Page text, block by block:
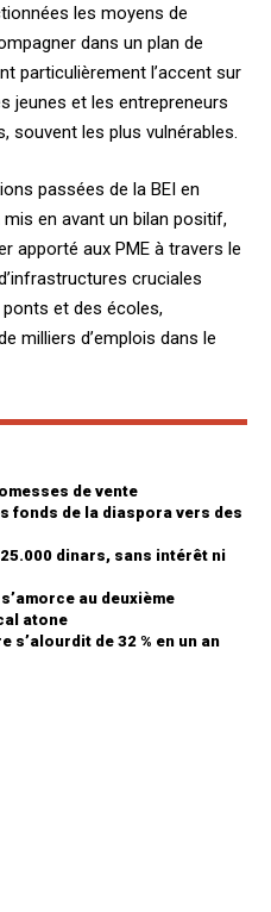
les moyens de
dans un plan de
particulièrement l’accent sur
jeunes et les entrepreneurs
souvent les plus vulnérables.
passées de la BEI en
en avant un bilan positif,
apporté aux PME à travers le
cruciales
et des écoles,
milliers d’emplois dans le
de vente
fonds de la diaspora vers des
dinars, sans intérêt ni
au deuxième
atone
s’alourdit de 32 % en un an